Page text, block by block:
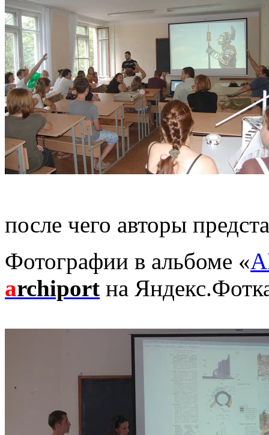
после чего авторы
Фотографии в альбоме «
archiport на